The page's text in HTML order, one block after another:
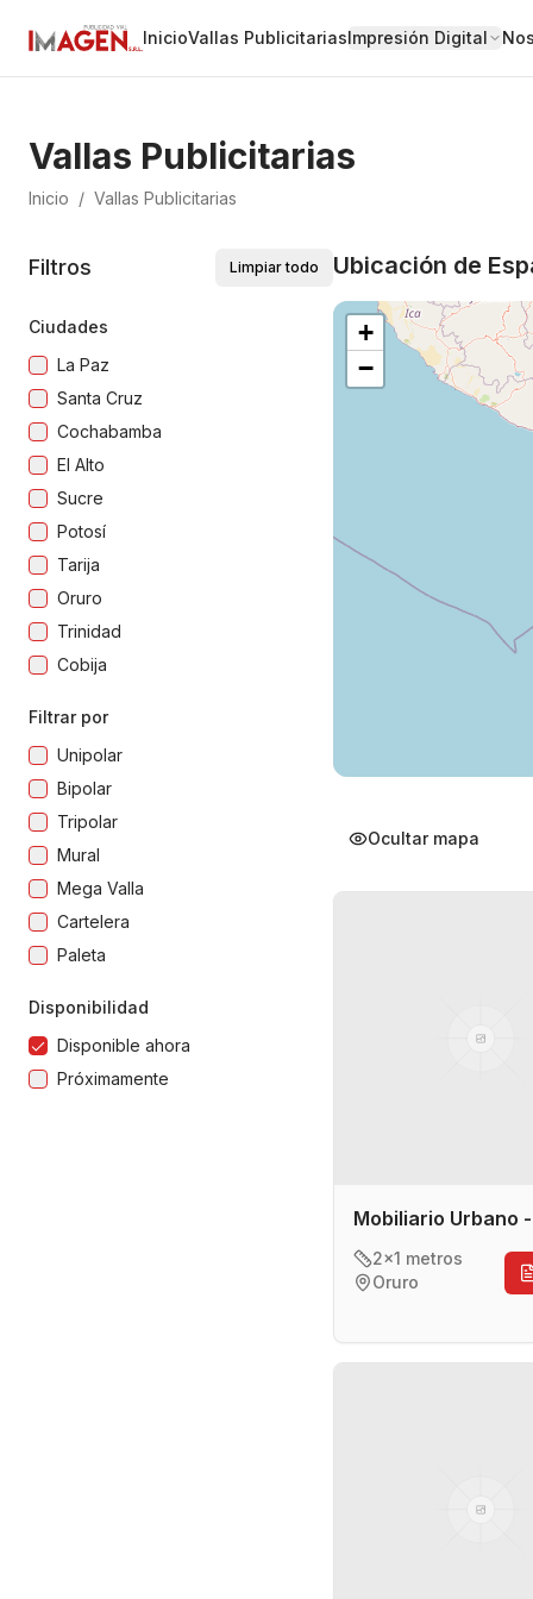
InicioVallas PublicitariasImpresión Digital
Vallas Publicitarias
Inicio / Vallas Publicitarias
Filtros Limpiar todo
Ciudades
La Paz
Santa Cruz
Cochabamba
El Alto
Sucre
Potosí
Tarija
Oruro
Trinidad
Cobija
Filtrar por
Unipolar
Bipolar
Tripolar
Mural
Mega Valla
Cartelera
Paleta
Disponibilidad
Disponible ahora
Próximamente
Ubicación de
+
−
Ocultar mapa
Mobiliario Urbano
2x1 metros
Oruro